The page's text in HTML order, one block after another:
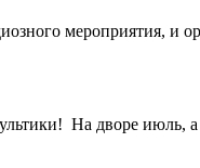
мероприятия, и
На дворе июль, а